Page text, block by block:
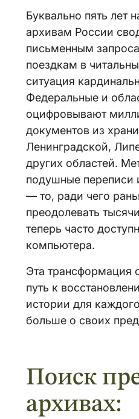
Буквально пять лет
архивам России
письменным
поездкам в
ситуация
Федеральные и
оцифровывают
документов из
Ленинградской,
других областей.
подушные переписи
— то, ради чего
преодолевать
теперь часто
компьютера.
Эта трансформация
путь к
истории для
больше о своих
Поиск
архивах: